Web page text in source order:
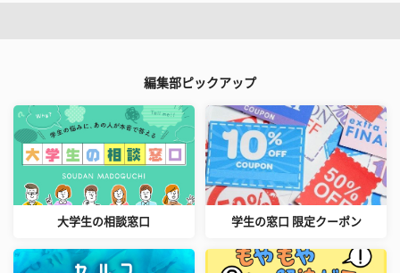
編集部ピックアップ
大学生の相談窓口 学生の窓口 限定クーポン